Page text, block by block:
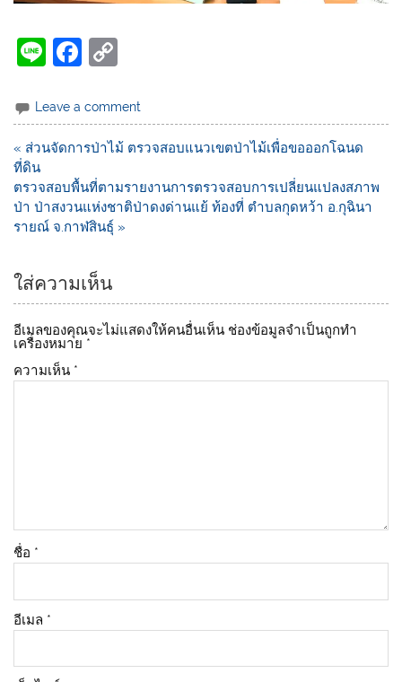
Li
e
F
c
e
o
o
p
y
n
k
Leave a comment
« ส่วนจัดการป่าไม้ ตรวจสอบแนวเขตป่าไม้เพื่อขอออกโฉนด
ที่ดิน
ตรวจสอบพื้นที่ตามรายงานการตรวจสอบการเปลี่ยนแปลงสภาพ
ป่า ป่าสงวนแห่งชาติป่าดงด่านแย้ ท้องที่ ตำบลกุดหว้า อ.กุฉินา
รายณ์ จ.กาฬสินธุ์ »
ใส่ความเห็น
อีเมลของคุณจะไม่แสดงให้คนอื่นเห็น ช่องข้อมูลจำเป็นถูกทำ
เครื่องหมาย *
ความเห็น *
ชื่อ *
อีเมล *